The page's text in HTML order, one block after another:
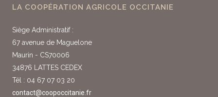
LA COOPÉRATION AGRICOLE OCCITANIE
Siège Administratif :
67 avenue de Maguelone
Maurin - CS70006
34876 LATTES CEDEX
Tél : 04 67 07 03 20
contact@coopoccitanie.fr